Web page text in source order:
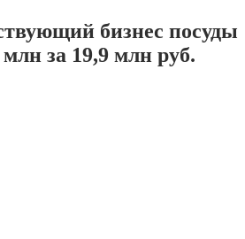
бизнес посуды
за 19,9 млн руб.